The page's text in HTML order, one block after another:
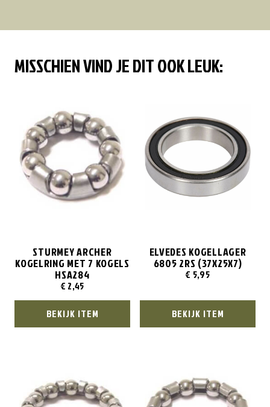
MISSCHIEN VIND JE DIT OOK LEUK:
STURMEY ARCHER
KOGELRING MET 7 KOGELS
HSA284
€ 2,45
BEKIJK ITEM
ELVEDES KOGELLAGER
6805 2RS (37X25X7)
€ 5,95
BEKIJK ITEM